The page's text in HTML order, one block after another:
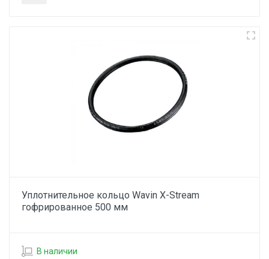
Уплотнительное кольцо Wavin X-Stream
гофрированное 500 мм
В наличии